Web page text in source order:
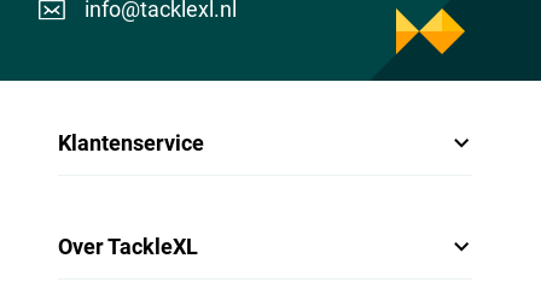
info@tacklexl.nl
Klantenservice
Over TackleXL